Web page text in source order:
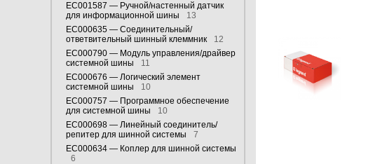
EC001587 — Ручной/настенный датчик
для информационной шины
13
EC000635 — Соединительный/
ответвительный шинный клеммник
12
EC000790 — Модуль управления/драйвер
системной шины
11
EC000676 — Логический элемент
системной шины
10
EC000757 — Программное обеспечение
для системной шины
10
EC000698 — Линейный соединитель/
репитер для шинной системы
7
EC000634 — Коплер для шинной системы
6